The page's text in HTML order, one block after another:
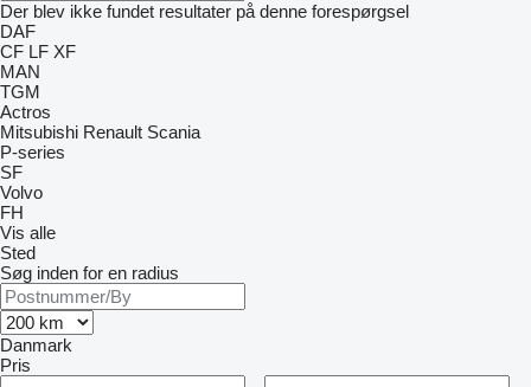
Der blev ikke fundet resultater på denne forespørgsel
DAF
CF LF XF
MAN
TGM
Actros
Mitsubishi Renault Scania
P-series
SF
Volvo
FH
Vis alle
Sted
Søg inden for en radius
Danmark
Pris